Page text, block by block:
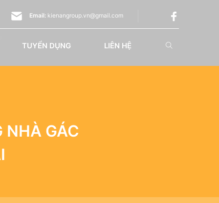
Email:kienangroup.vn@gmail.com
TUYỂN DỤNG LIÊN HỆ
NHÀ GÁC